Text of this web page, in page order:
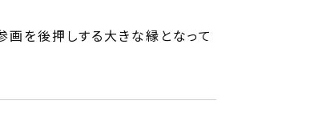
を後押しする大きな縁となって